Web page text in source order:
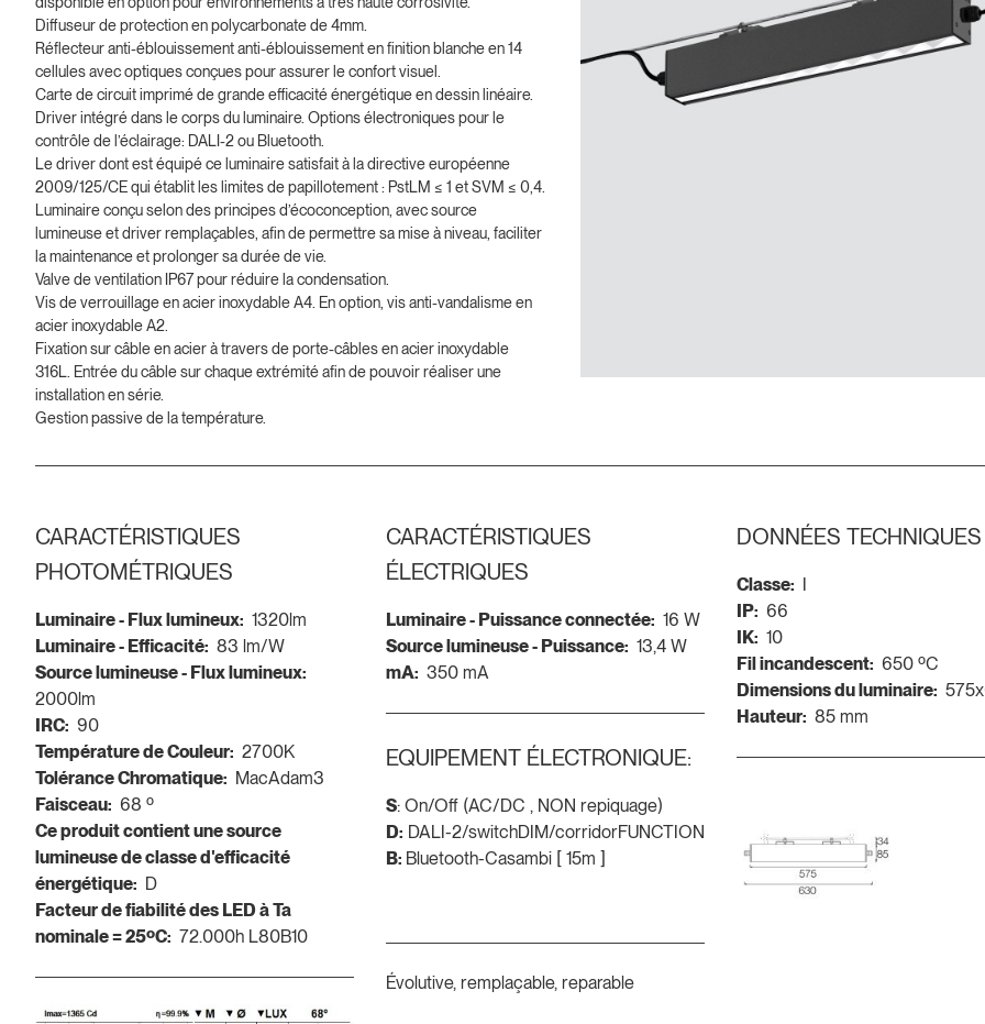
Diffuseur de protection en polycarbonate de 4mm.
Réflecteur anti-éblouissement anti-éblouissement en finition blanche en 14
cellules avec optiques conçues pour assurer le confort visuel.
Carte de circuit imprimé de grande efficacité énergétique en dessin linéaire.
Driver intégré dans le corps du luminaire. Options électroniques pour le
contrôle de l’éclairage: DALI-2 ou Bluetooth.
Le driver dont est équipé ce luminaire satisfait à la directive européenne
2009/125/CE qui établit les limites de papillotement : PstLM ≤ 1 et SVM ≤ 0,4.
Luminaire conçu selon des principes d’écoconception, avec source
lumineuse et driver remplaçables, afin de permettre sa mise à niveau, faciliter
la maintenance et prolonger sa durée de vie.
Valve de ventilation IP67 pour réduire la condensation.
Vis de verrouillage en acier inoxydable A4. En option, vis anti-vandalisme en
acier inoxydable A2.
Fixation sur câble en acier à travers de porte-câbles en acier inoxydable
316L. Entrée du câble sur chaque extrémité afin de pouvoir réaliser une
installation en série.
Gestion passive de la température.
CARACTÉRISTIQUES
PHOTOMÉTRIQUES
Luminaire - Flux lumineux: 1320lm
Luminaire - Efficacité: 83 lm/W
Source lumineuse - Flux lumineux:
2000lm
IRC: 90
Température de Couleur: 2700K
Tolérance Chromatique: MacAdam3
Faisceau: 68 º
Ce produit contient une source
lumineuse de classe d'efficacité
énergétique: D
Facteur de fiabilité des LED à Ta
nominale = 25ºC: 72.000h L80B10
CARACTÉRISTIQUES
ÉLECTRIQUES
Luminaire - Puissance connectée: 16 W
Source lumineuse - Puissance: 13,4 W
mA: 350 mA
EQUIPEMENT ÉLECTRONIQUE:
S: On/Off (AC/DC , NON repiquage)
D: DALI-2/switchDIM/corridorFUNCTION
B: Bluetooth-Casambi [ 15m ]
Évolutive, remplaçable, reparable
DONNÉES TECHNIQUES
Classe: I
IP: 66
IK: 10
Fil incandescent: 650 ºC
Dimensions du luminaire:
Hauteur: 85 mm